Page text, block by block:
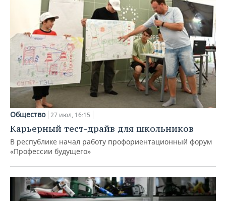
Общество 27 июл, 16:15
Карьерный тест-драйв для школьников
В республике начал работу профориентационный форум
«Профессии будущего»